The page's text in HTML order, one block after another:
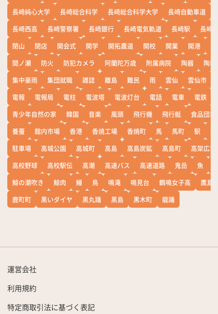
長崎純心大学
長崎総合科学 長崎総合科学大学 長崎自動車道
長崎西高
長崎警察署 長崎銀行 長崎電気軌道 長崎駅
長崎
閉山
閉店 開会式 開学 開拓農道 開校 開業 開港
間ノ瀬
防火 防犯カメラ 阿蘭陀万歳 附属病院 陶器
陶器
集中豪雨
集団就職 雑誌 離島 難民 雨 雲仙 雲仙市
電報
電報局 電柱 電波塔 電波灯台 電話 電車 電鉄
青少年自然の家
韓国 音楽 風頭 飛行機 飛行艇
食品団地
養蚕
館内市場 香港 香焼工場 香焼町 馬 馬町 駅
駐車場
高城公園 高城町 高島 高島炭鉱 高島町
高架広場
高校野球
高校駅伝 高潮 高速バス 高速道路 鬼岳 魚
鯨の潮吹き
鯨肉 鰻 鳥 鳴滝 鳴見台 鶴鳴女子高
鷹島
鹿町町
黒いダイヤ 黒丸踊 黒島 黒木町 龍踊
運営会社
利用規約
特定商取引法に基づく表記